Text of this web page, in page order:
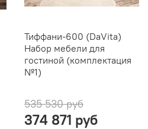
Тиффани-600 (DaVita)
Набор мебели для
гостиной (комплектация
№1)
535 530 руб
374 871 руб